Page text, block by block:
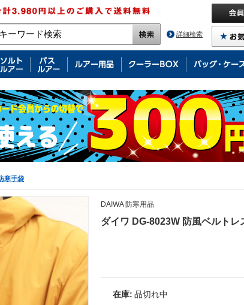
詳細検索
寒手袋
DAIWA 防寒用品
ダイワ DG-8023W 防風ベルトレ
在庫: 品切れ中